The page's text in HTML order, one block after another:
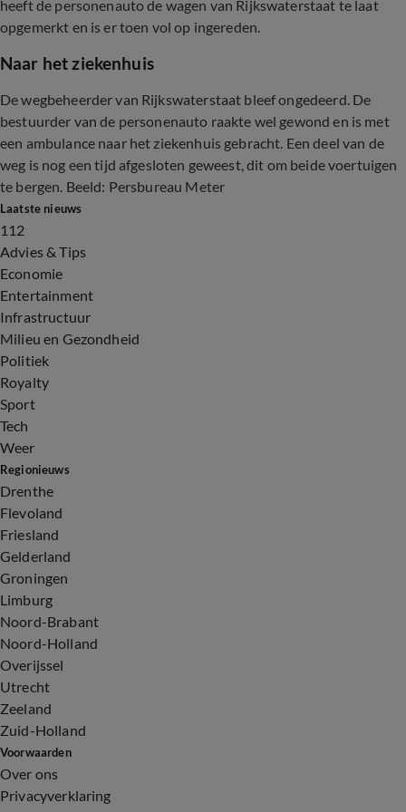
heeft de personenauto de wagen van Rijkswaterstaat te laat
opgemerkt en is er toen vol op ingereden.
Naar het ziekenhuis
De wegbeheerder van Rijkswaterstaat bleef ongedeerd. De
bestuurder van de personenauto raakte wel gewond en is met
een ambulance naar het ziekenhuis gebracht. Een deel van de
weg is nog een tijd afgesloten geweest, dit om beide voertuigen
te bergen. Beeld: Persbureau Meter
Laatste nieuws
112
Advies & Tips
Economie
Entertainment
Infrastructuur
Milieu en Gezondheid
Politiek
Royalty
Sport
Tech
Weer
Regionieuws
Drenthe
Flevoland
Friesland
Gelderland
Groningen
Limburg
Noord-Brabant
Noord-Holland
Overijssel
Utrecht
Zeeland
Zuid-Holland
Voorwaarden
Over ons
Privacyverklaring